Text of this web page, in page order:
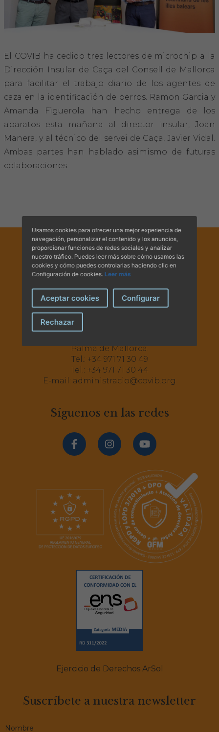
Noticias
Revista Colegial
Notas de prensa
INFORMACIÓN A LA CIUDADANÍA
Centros veterinarios
Guía Responsable
Salud animal y salud pública
CONTACTO
El COVIB ha cedido tres lectores de microchip a la
Dirección Insular de Caça del Consell de Mallorca
para facilitar el trabajo diario de los agentes de
caza en la identificación de perros. Ramon Garcia y
Amanda Figuerola han hecho entrega de los
aparatos esta mañana al director insular, Joan
Manera, y al técnico del servei de Caça, Javier Vidal.
Ambas partes han hablado asimismo de futuras
colaboraciones.
Av. Comte Sallent, 2
Palma de Mallorca.
Tel.: +34 971 71 30 49
Tel.: +34 971 71 30 44
E-mail: administracio@covib.org
Síguenos en las redes
Ejercicio de Derechos ArSol
Suscríbete a nuestra newsletter
Usamos cookies para ofrecer una mejor experiencia de
navegación, personalizar el contenido y los anuncios,
proporcionar funciones de redes sociales y analizar
nuestro tráfico. Puedes leer más sobre cómo usamos las
cookies y cómo puedes controlarlas haciendo clic en
Configuración de cookies. Leer más
Aceptar cookies Configurar
Rechazar